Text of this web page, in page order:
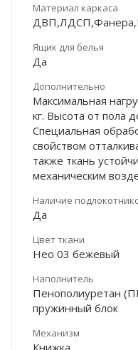
Материал каркаса
Ящик для белья
Да
Дополнительно
Максимальная
кг. Высота от пола
Специальная
свойством
также ткань
механическим
Наличие
Да
Цвет ткани
Нео 03 бежевый
Наполнитель
Пенополиуретан
пружинный блок
Механизм
Книжка